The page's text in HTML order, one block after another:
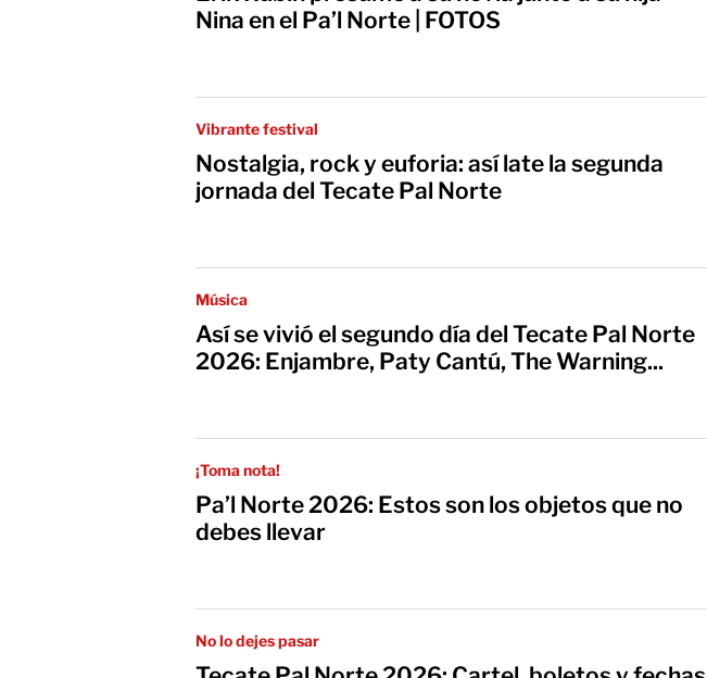
Nina en el Pa’l Norte | FOTOS
Vibrante festival
Nostalgia, rock y euforia: así late la segunda
jornada del Tecate Pal Norte
Música
Así se vivió el segundo día del Tecate Pal Norte
2026: Enjambre, Paty Cantú, The Warning...
¡Toma nota!
Pa’l Norte 2026: Estos son los objetos que no
debes llevar
No lo dejes pasar